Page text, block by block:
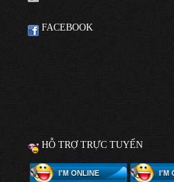
FACEBOOK
HỖ TRỢ TRỰC TUYẾN